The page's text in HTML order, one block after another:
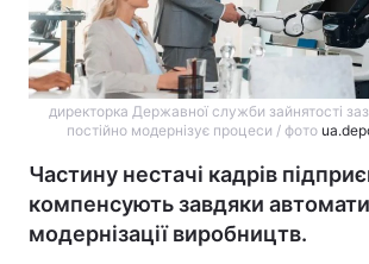
директорка Державної служби зайнятості
постійно модернізує процеси / фото
Частину нестачі кадрів
компенсують завдяки
модернізації виробництв.